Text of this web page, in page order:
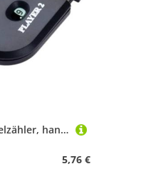
Lerpwige Golf-Spielzähler, handlicher Punktezähler, Sport-Klicker mit Schlüsselanhänger für Spielzähler, Golf-Handzähler
5,76 €